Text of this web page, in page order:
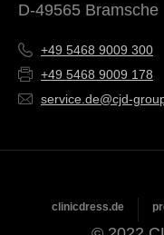
D-49565 Bramsche
+49 5468 9009 300
+49 5468 9009 178
service.de@cjd-
clinicdress.de